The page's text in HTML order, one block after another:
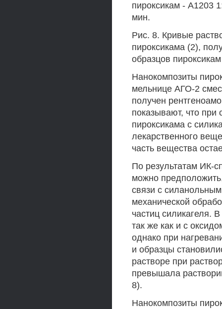
пироксикам - А1203
мин.
Рис. 8. Кривые
пироксикама (2),
образцов
Нанокомпозиты
мельнице АГО-2
получен
показывают, что при
пироксикама с
лекарственного
часть вещества
По результатам ИК-
можно
связи с
механической
частиц силикагеля.
так же как и с
однако при
и образцы
растворе при
превышала
8).
Нанокомпозиты